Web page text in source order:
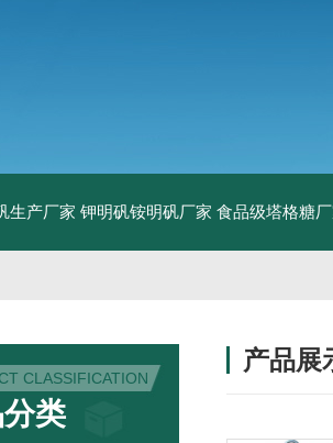
生产厂家 钾明矾铵明矾厂家 食品级塔格糖
CLASSIFICATION
类
产品展